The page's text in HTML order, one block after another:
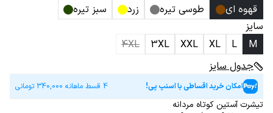
قهوه ای
طوسی تیره زرد
سبز تیره
سایز
M
L
XL
XXL
3XL
4XL
جدول سایز
امکان خرید اقساطی با اسنپ پی! 4 قسط ماهانه 340,000 تومانی
تیشرت آستین کوتاه مردانه